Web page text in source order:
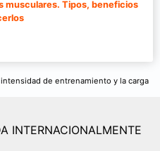
musculares. Tipos, beneficios
de entrenamiento y la carga
INTERNACIONALMENTE